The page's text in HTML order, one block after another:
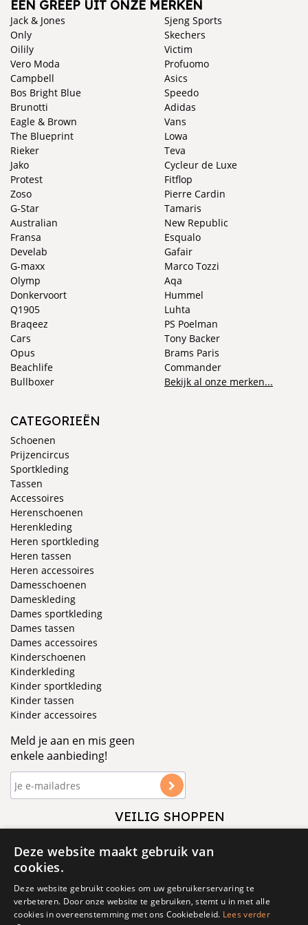
EEN GREEP UIT ONZE MERKEN
Jack & Jones
Only
Oilily
Vero Moda
Campbell
Bos Bright Blue
Brunotti
Eagle & Brown
The Blueprint
Rieker
Jako
Protest
Zoso
Sjeng Sports
Skechers
Victim
Profuomo
Asics
Speedo
Adidas
Vans
Lowa
Teva
Cycleur de Luxe
Fitflop
Pierre Cardin
G-Star
Australian
Fransa
Develab
G-maxx
Olymp
Donkervoort
Q1905
Braqeez
Cars
Opus
Beachlife
Bullboxer
Tamaris
New Republic
Esqualo
Gafair
Marco Tozzi
Aqa
Hummel
Luhta
PS Poelman
Tony Backer
Brams Paris
Commander
Bekijk al onze merken...
CATEGORIEËN
Schoenen
Prijzencircus
Sportkleding
Tassen
Accessoires
Herenschoenen
Herenkleding
Heren sportkleding
Heren tassen
Heren accessoires
Damesschoenen
Dameskleding
Dames sportkleding
Dames tassen
Dames accessoires
Kinderschoenen
Kinderkleding
Kinder sportkleding
Kinder tassen
Kinder accessoires
Meld je aan en mis geen
enkele aanbieding!
VEILIG SHOPPEN
Deze website maakt gebruik van
cookies.
Deze website gebruikt cookies om uw gebruikerservaring te
verbeteren. Door onze website te gebruiken, stemt u in met alle
cookies in overeenstemming met ons Cookiebeleid. Lees verder